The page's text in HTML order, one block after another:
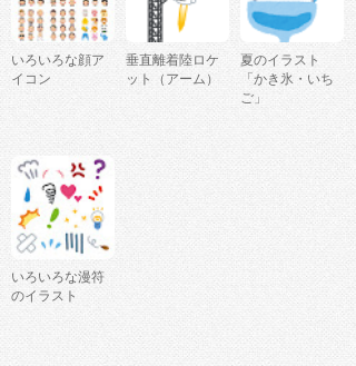
いろいろな顔ア
イコン
垂直離着陸ロケ
ット（アーム）
夏のイラスト
「かき氷・いち
ご」
いろいろな漫符
のイラスト